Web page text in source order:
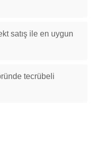
satış ile en uygun
tecrübeli